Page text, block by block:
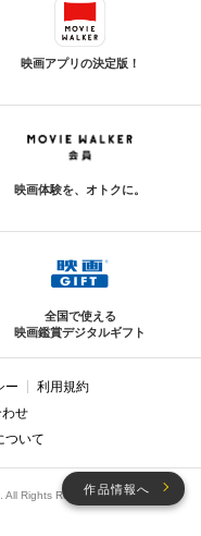
作品情報へ
映画アプリの決定版！
映画体験を、オトクに。
全国で使える
映画鑑賞デジタルギフト
ー
利用規約
せ
ついて
All Rights Reserved.